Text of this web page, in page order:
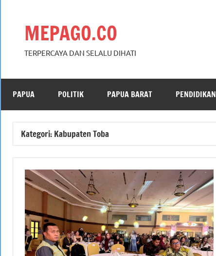
MEPAGO.CO
TERPERCAYA DAN SELALU DIHATI
PAPUA POLITIK PAPUA BARAT PENDIDIKAN
Kategori: Kabupaten Toba